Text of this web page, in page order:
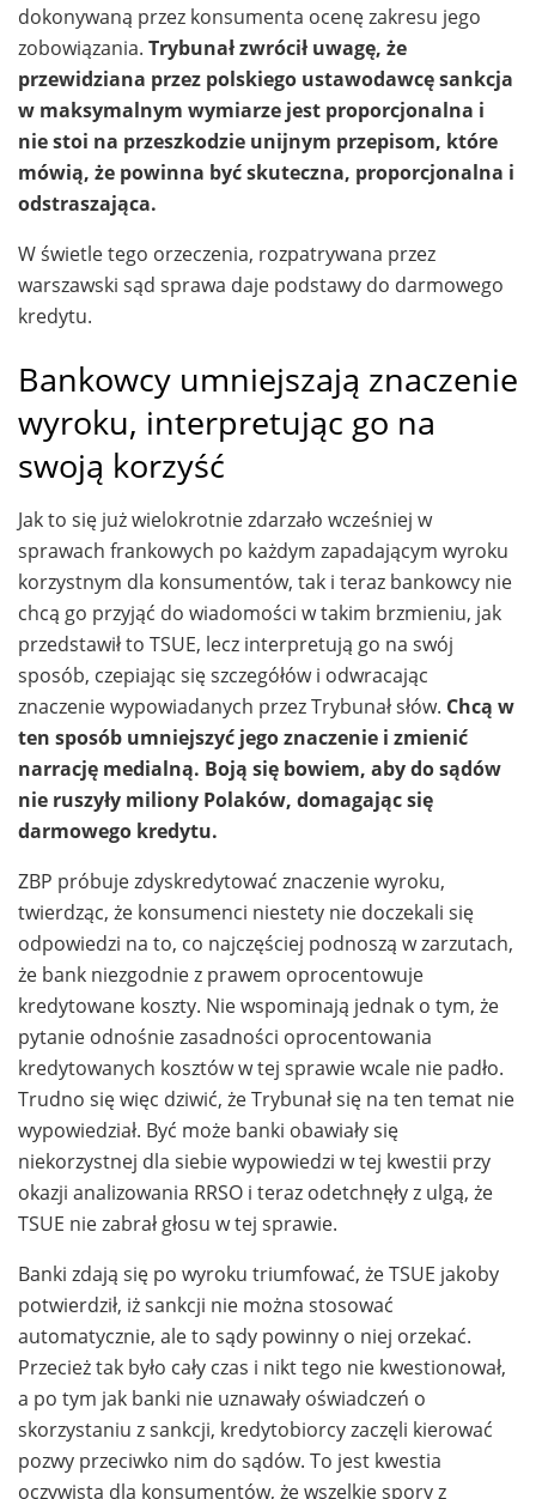
dokonywaną przez konsumenta ocenę zakresu jego
zobowiązania. Trybunał zwrócił uwagę, że
przewidziana przez polskiego ustawodawcę sankcja
w maksymalnym wymiarze jest proporcjonalna i
nie stoi na przeszkodzie unijnym przepisom, które
mówią, że powinna być skuteczna, proporcjonalna i
odstraszająca.
W świetle tego orzeczenia, rozpatrywana przez
warszawski sąd sprawa daje podstawy do darmowego
kredytu.
Bankowcy umniejszają znaczenie
wyroku, interpretując go na
swoją korzyść
Jak to się już wielokrotnie zdarzało wcześniej w
sprawach frankowych po każdym zapadającym wyroku
korzystnym dla konsumentów, tak i teraz bankowcy nie
chcą go przyjąć do wiadomości w takim brzmieniu, jak
przedstawił to TSUE, lecz interpretują go na swój
sposób, czepiając się szczegółów i odwracając
znaczenie wypowiadanych przez Trybunał słów. Chcą w
ten sposób umniejszyć jego znaczenie i zmienić
narrację medialną. Boją się bowiem, aby do sądów
nie ruszyły miliony Polaków, domagając się
darmowego kredytu.
ZBP próbuje zdyskredytować znaczenie wyroku,
twierdząc, że konsumenci niestety nie doczekali się
odpowiedzi na to, co najczęściej podnoszą w zarzutach,
że bank niezgodnie z prawem oprocentowuje
kredytowane koszty. Nie wspominają jednak o tym, że
pytanie odnośnie zasadności oprocentowania
kredytowanych kosztów w tej sprawie wcale nie padło.
Trudno się więc dziwić, że Trybunał się na ten temat nie
wypowiedział. Być może banki obawiały się
niekorzystnej dla siebie wypowiedzi w tej kwestii przy
okazji analizowania RRSO i teraz odetchnęły z ulgą, że
TSUE nie zabrał głosu w tej sprawie.
Banki zdają się po wyroku triumfować, że TSUE jakoby
potwierdził, iż sankcji nie można stosować
automatycznie, ale to sądy powinny o niej orzekać.
Przecież tak było cały czas i nikt tego nie kwestionował,
a po tym jak banki nie uznawały oświadczeń o
skorzystaniu z sankcji, kredytobiorcy zaczęli kierować
pozwy przeciwko nim do sądów. To jest kwestia
oczywista dla konsumentów, że wszelkie spory z